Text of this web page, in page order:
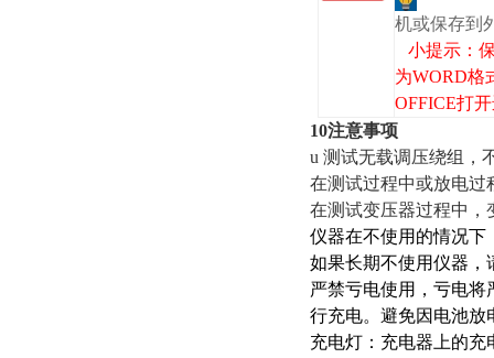
机或保存到
小提示：
为WORD格
OFFICE打
10注意事项
u 测试无载调压绕组，
在测试过程中或放电过
在测试变压器过程中，
仪器在不使用的情况下
如果长期不使用仪器，
严禁亏电使用，亏电
行充电。避免因电池放
充电灯：充电器上的充